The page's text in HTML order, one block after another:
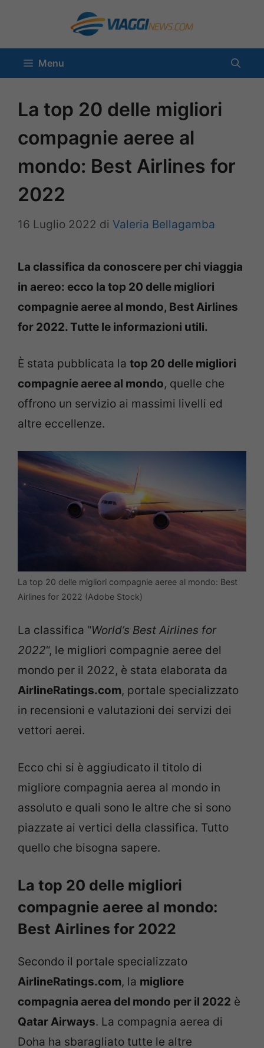
contenuto
Menu
La top 20 delle migliori
compagnie aeree al
mondo: Best Airlines for
2022
16 Luglio 2022 di Valeria Bellagamba
La classifica da conoscere per chi viaggia
in aereo: ecco la top 20 delle migliori
compagnie aeree al mondo, Best Airlines
for 2022. Tutte le informazioni utili.
È stata pubblicata la top 20 delle migliori
compagnie aeree al mondo, quelle che
offrono un servizio ai massimi livelli ed
altre eccellenze.
La top 20 delle migliori compagnie aeree al mondo: Best
Airlines for 2022 (Adobe Stock)
La classifica “World’s Best Airlines for
2022“, le migliori compagnie aeree del
mondo per il 2022, è stata elaborata da
AirlineRatings.com, portale specializzato
in recensioni e valutazioni dei servizi dei
vettori aerei.
Ecco chi si è aggiudicato il titolo di
migliore compagnia aerea al mondo in
assoluto e quali sono le altre che si sono
piazzate ai vertici della classifica. Tutto
quello che bisogna sapere.
La top 20 delle migliori
compagnie aeree al mondo:
Best Airlines for 2022
Secondo il portale specializzato
AirlineRatings.com, la migliore
compagnia aerea del mondo per il 2022 è
Qatar Airways. La compagnia aerea di
Doha ha sbaragliato tutte le altre